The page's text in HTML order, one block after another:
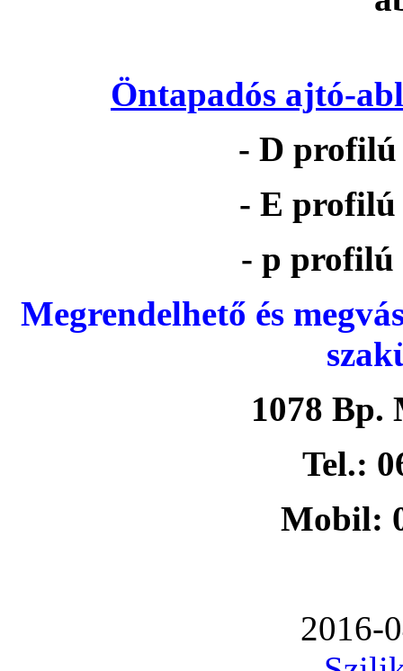
Öntapadós ajtó-
- D profilú
- E profilú
- p profilú
Megrendelhető és
1078 Bp.
Tel.:
Mobil:
2016-